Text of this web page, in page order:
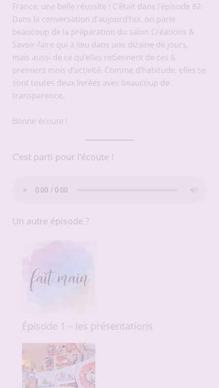
France, une belle réussite ! C’était dans l’épisode 82.
Dans la conversation d’aujourd’hui, on parle
beaucoup de la préparation du salon Créations &
Savoir-faire qui a lieu dans une dizaine de jours,
mais aussi de ce qu’elles retiennent de ces 6
premiers mois d’activité. Comme d’habitude, elles se
sont toutes deux livrées avec beaucoup de
transparence.
Bonne écoute !
C’est parti pour l’écoute !
Un autre épisode ?
Épisode 1 – les présentations